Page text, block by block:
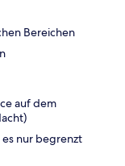
Bereichen
auf dem
nur begrenzt